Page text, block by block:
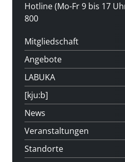
Hotline (Mo-Fr 9 bis 17
800
Mitgliedschaft
Angebote
LABUKA
[kju:b]
News
Veranstaltungen
Standorte